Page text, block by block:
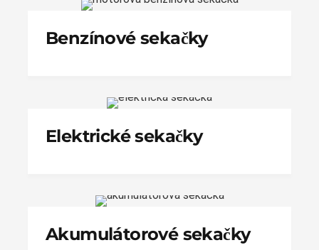
Benzínové sekačky
Elektrické sekačky
Akumulátorové sekačky